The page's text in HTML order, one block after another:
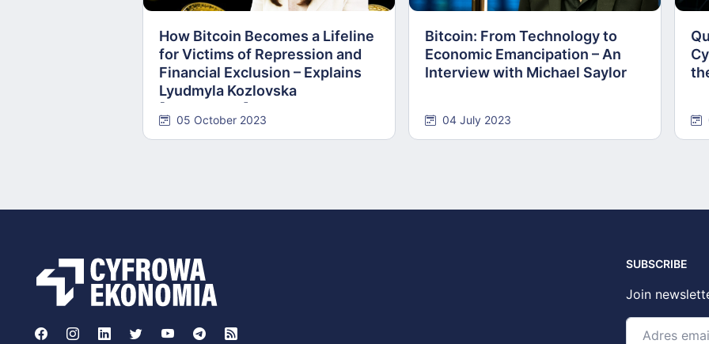
How Bitcoin Becomes a Lifeline
for Victims of Repression and
Financial Exclusion – Explains
Lyudmyla Kozlovska
05 October 2023
Bitcoin: From Technology to
Economic Emancipation – An
Interview with Michael Saylor
04 July 2023
SUBSCRIBE
Join